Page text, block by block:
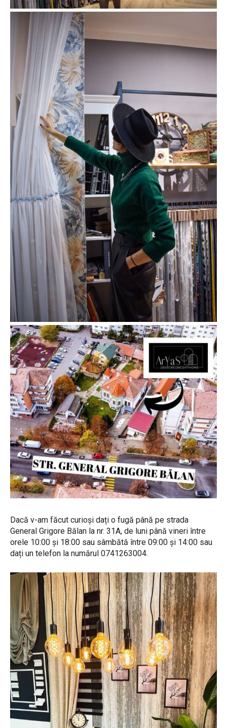
Dacă v-am făcut curioși dați o fugă până pe strada
General Grigore Bălan la nr. 31A, de luni până vineri între
orele 10:00 și 18:00 sau sâmbătă între 09:00 și 14:00 sau
dați un telefon la numărul 0741263004.